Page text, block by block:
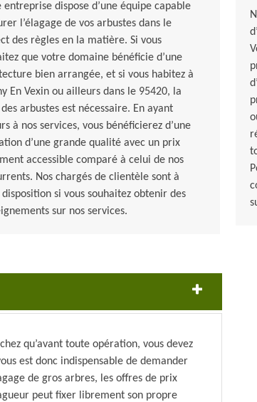
entreprise dispose d’une équipe capable
l’élagage de vos arbustes dans le
des règles en la matière. Si vous
que votre domaine bénéficie d’une
bien arrangée, et si vous habitez à
En Vexin ou ailleurs dans le 95420, la
arbustes est nécessaire. En ayant
à nos services, vous bénéficierez d’une
d’une grande qualité avec un prix
accessible comparé à celui de nos
Nos chargés de clientèle sont à
si vous souhaitez obtenir des
sur nos services.
qu’avant toute opération, vous devez
est donc indispensable de demander
de gros arbres, les offres de prix
peut fixer librement son propre